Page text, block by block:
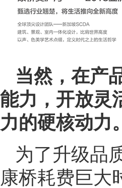
当然，在产
能力，开放灵
力的硬核动力。
为了升级品
康桥耗费巨大